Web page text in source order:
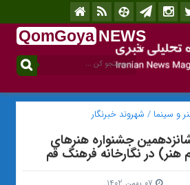
QomGoya NEWS
.ir
و سینما / شهروند خبرنگار
جشنواره هنرهای
در نگارخانه فرهنگ قم